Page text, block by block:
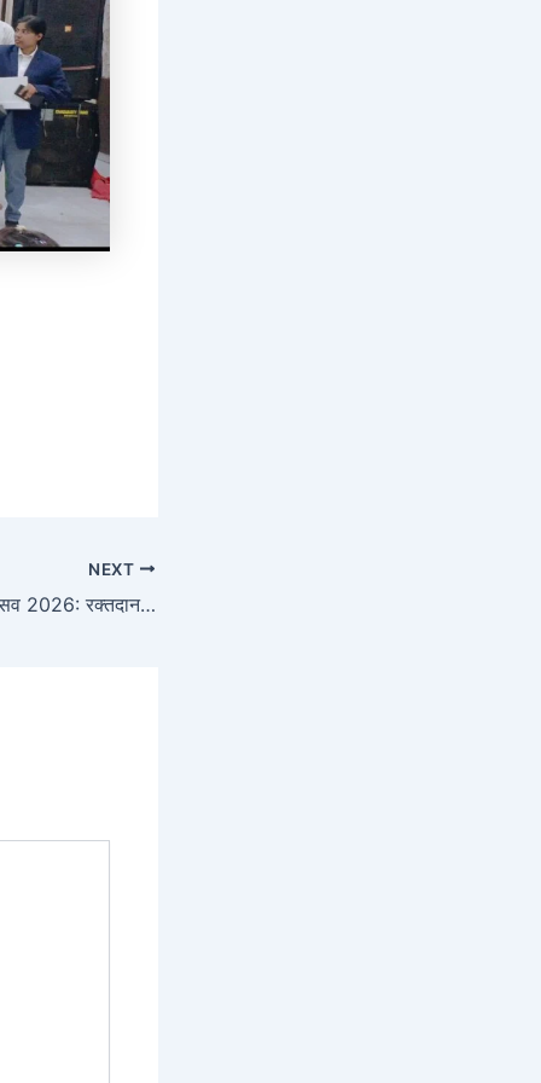
NEXT
माँ वबातारिणी पूजा महोत्सव 2026: रक्तदान शिविर, चित्रांकन प्रतियोगिता एवं सांस्कृतिक कार्यक्रम का आयोजन